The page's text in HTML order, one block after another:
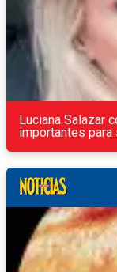
Luciana Salazar
importantes para